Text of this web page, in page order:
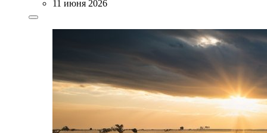
11 июня 2026